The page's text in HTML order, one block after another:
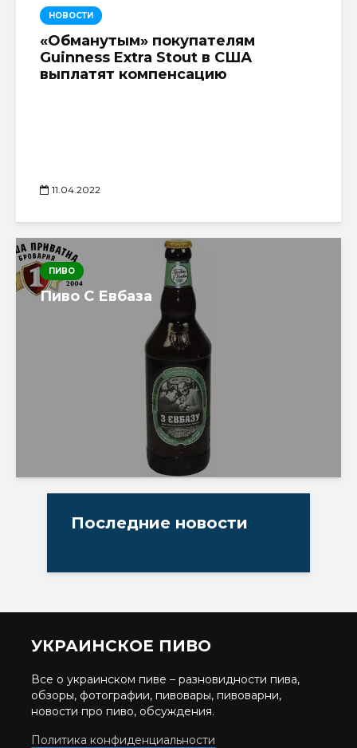
НОВОСТИ
«Обманутым» покупателям
Guinness Extra Stout в США
выплатят компенсацию
11.04.2022
ПИВО
Пиво С Евбаза
Последние новости
УКРАИНСКОЕ ПИВО
Все о украинском пиве – разновидности пива,
обзоры, фотографии, пивовары, пивоварни,
новости про пиво, обсуждения.
Политика конфиденциальности